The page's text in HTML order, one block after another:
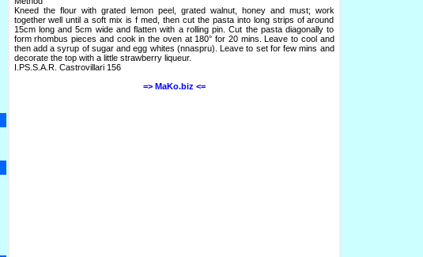
Kneed the flour with grated lemon peel, grated walnut, honey and must; work
together well until a soft mix is f med, then cut the pasta into long strips of around
15cm long and 5cm wide and flatten with a rolling pin. Cut the pasta diagonally to
form rhombus pieces and cook in the oven at 180° for 20 mins. Leave to cool and
then add a syrup of sugar and egg whites (nnaspru). Leave to set for few mins and
decorate the top with a little strawberry liqueur.
I.PS.S.A.R. Castrovillari 156
=> MaKo.biz <=